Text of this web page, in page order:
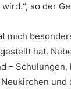
so der
mich
hat.
–